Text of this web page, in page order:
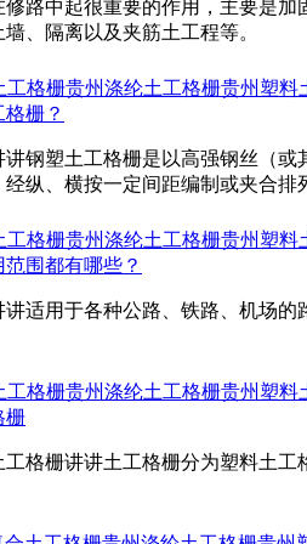
路中起很重要的作用，主要是
、隔离以及夹筋土工程等。
工格栅贵州涤纶土工格栅贵州塑料
栅？
钢塑土工格栅是以高强钢丝（
经纵、横按一定间距编制或夹合
工格栅贵州涤纶土工格栅贵州塑料
围都有哪些？
适用于各种公路、铁路、机场
工格栅贵州涤纶土工格栅贵州塑料
栅
格栅讲讲​土工格栅分为塑料土工